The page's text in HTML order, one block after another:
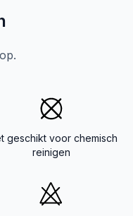
geschikt voor chemisch
reinigen